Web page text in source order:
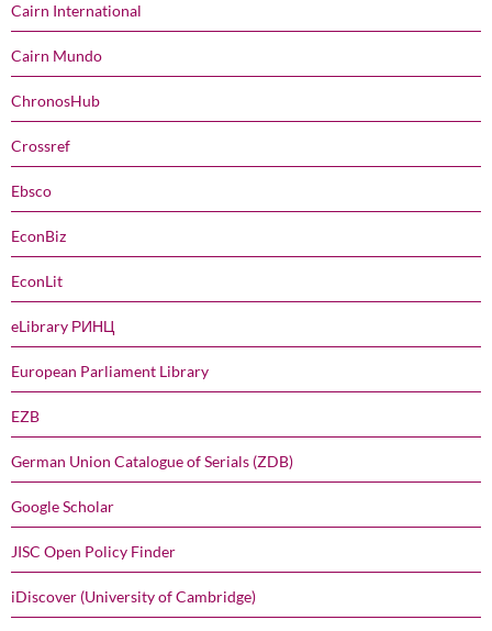
Cairn International
Cairn Mundo
ChronosHub
Crossref
Ebsco
EconBiz
EconLit
eLibrary РИНЦ
European Parliament Library
EZB
German Union Catalogue of Serials (ZDB)
Google Scholar
JISC Open Policy Finder
iDiscover (University of Cambridge)